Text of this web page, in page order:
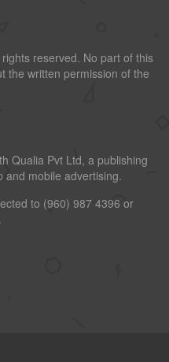
reserved. No part of this
the written permission of the
Qualia Pvt Ltd, a publishing
and mobile advertising.
to (960) 987 4396 or
.